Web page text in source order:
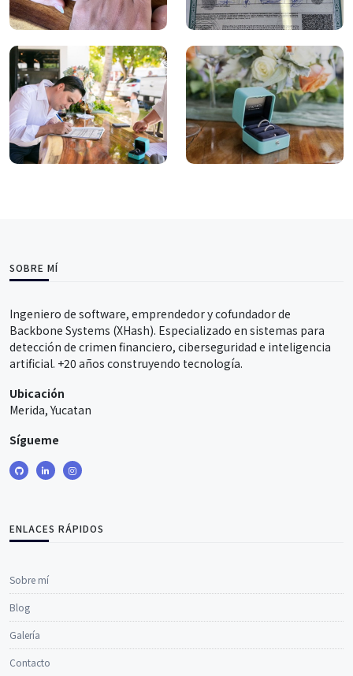
SOBRE MÍ
Ingeniero de software, emprendedor y cofundador de
Backbone Systems (XHash). Especializado en sistemas para
detección de crimen financiero, ciberseguridad e inteligencia
artificial. +20 años construyendo tecnología.
Ubicación
Merida, Yucatan
Sígueme
ENLACES RÁPIDOS
Sobre mí
Blog
Galería
Contacto